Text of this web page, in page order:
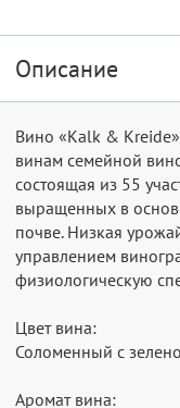
Описание
Вино «Kalk &
винам семейной
состоящая из 55
выращенных в
почве. Низкая
управлением
физиологическую
Цвет вина:
Соломенный с
Аромат вина: